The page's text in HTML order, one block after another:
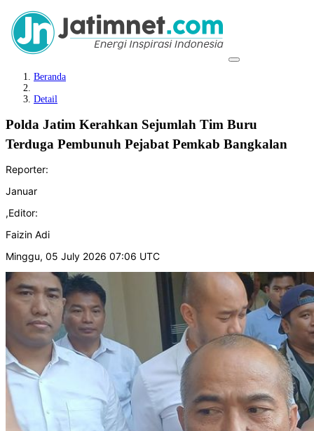
Beranda
Detail
Polda Jatim Kerahkan Sejumlah Tim Buru
Terduga Pembunuh Pejabat Pemkab Bangkalan
Reporter:
Januar
,Editor:
Faizin Adi
Minggu, 05 July 2026 07:06 UTC